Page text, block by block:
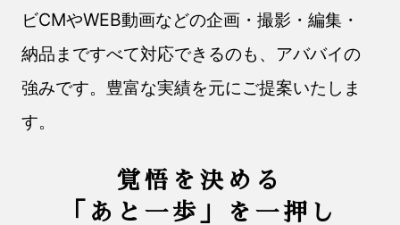
ビCMやWEB動画などの企画・撮影・編集・
納品まですべて対応できるのも、アババイの
強みです。豊富な実績を元にご提案いたしま
す。
覚悟を決める
「あと一歩」を一押し